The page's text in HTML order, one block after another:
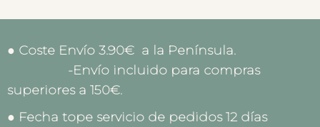
● Coste Envío 3.90€ a la Península.
-Envío incluido para compras
superiores a 150€.
● Fecha tope servicio de pedidos 12 días